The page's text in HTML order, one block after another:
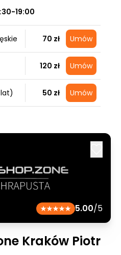
19:00
70 zł Umów
120 zł Umów
50 zł Umów
5.00/5
Kraków Piotr